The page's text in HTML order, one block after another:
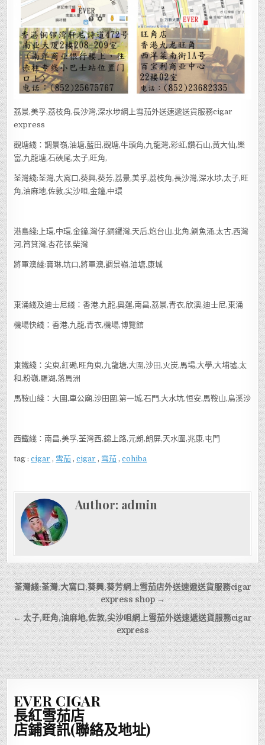
荔景,美孚,荔枝角,長沙灣,深水埗網上雪茄外送速遞送貨服務cigar
express
觀塘綫：調景嶺,油塘,藍田,觀塘,牛頭角,九龍灣,彩虹,鑽石山,黃大仙,樂
富,九龍塘,石硤尾,太子,旺角,
荃灣綫:荃灣,大窩口,葵興,葵芳,荔景,美孚,荔枝角,長沙灣,深水埗,太子,旺
角,油麻地,佐敦,尖沙咀,金鐘,中環
港島綫;上環,中環,金鐘,灣仔,銅鑼灣,天后,炮台山,北角,鰂魚涌,太古,西灣
河,筲箕灣,杏花邨,柴灣
將軍澳綫:寶琳,坑口,將軍澳,調景嶺,油塘,康城
東涌綫及迪士尼綫：香港,九龍,奧運,南昌,荔景,青衣,欣澳,迪士尼,東涌
機場快綫：香港,九龍,青衣,機場,博覽館
東鐵綫：尖東,紅磡,旺角東,九龍塘,大圍,沙田,火炭,馬場,大學,大埔墟,太
和,粉嶺,羅湖,落馬洲
馬鞍山綫：大圍,車公廟,沙田圍,第一城,石門,大水坑,恒安,馬鞍山,烏溪沙
西鐵綫：南昌,美孚,荃灣西,錦上路,元朗,朗屏,天水圍,兆康,屯門
tag :cigar , 雪茄 ,cigar , 雪茄 ,cohiba
Author: admin
文
章
導
覽
荃灣綫:荃灣,大窩口,葵興,葵芳網上雪茄店外送速遞送貨服務cigar
express shop →
← 太子,旺角,油麻地,佐敦,尖沙咀網上雪茄外送速遞送貨服務cigar
express
EVER CIGAR
長紅雪茄店
店鋪資訊(聯絡及地址)